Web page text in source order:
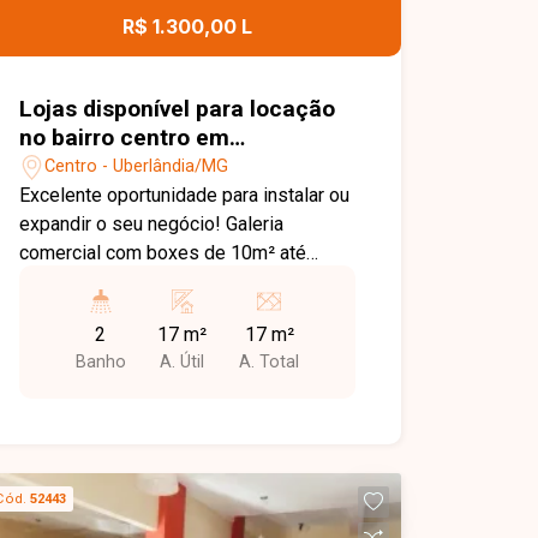
R$ 1.300,00 L
Lojas disponível para locação
no bairro centro em
Uberlândia-MG
Centro - Uberlândia/MG
Excelente oportunidade para instalar ou
expandir o seu negócio! Galeria
comercial com boxes de 10m² até
disponíveis para locação em
localização estratégica, oferecendo
praticidade, segurança e grande
para diversos segmentos, como lojas,
escritórios, prestadores de serviços,
2
Banho
17 m²
A. Útil
17 m²
A. Total
52443